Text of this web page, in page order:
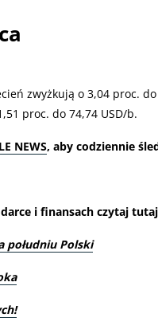
zwyżkują o 3,04 proc. do
proc. do 74,74 USD/b.
NEWS, aby codziennie
i finansach czytaj
południu Polski